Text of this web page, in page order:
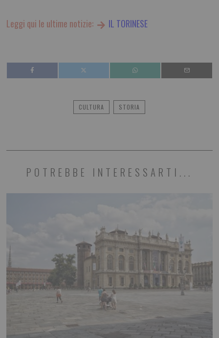
Leggi qui le ultime notizie: IL TORINESE
CULTURA STORIA
POTREBBE INTERESSARTI...